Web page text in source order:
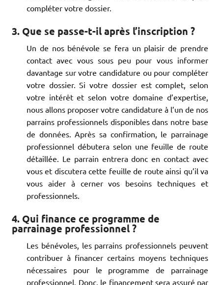
compléter votre dossier.
3. Que se passe-t-il après l’inscription ?
Un de nos bénévole se fera un plaisir de prendre
contact avec vous sous peu pour vous informer
davantage sur votre candidature ou pour compléter
votre dossier. Si votre dossier est complet, selon
votre intérêt et selon votre domaine d’expertise,
nous allons proposer votre candidature à l’un de nos
parrains professionnels disponibles dans notre base
de données. Après sa confirmation, le parrainage
professionnel débutera selon une feuille de route
détaillée. Le parrain entrera donc en contact avec
vous et discutera cette feuille de route ainsi qu’il va
vous aider à cerner vos besoins techniques et
professionnels.
4. Qui finance ce programme de
parrainage professionnel ?
Les bénévoles, les parrains professionnels peuvent
contribuer à financer certains moyens techniques
nécessaires pour le programme de parrainage
professionnel. Donc, le financement sera assuré par